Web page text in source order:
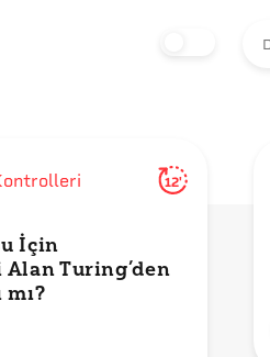
12'
İçin
Turing’den